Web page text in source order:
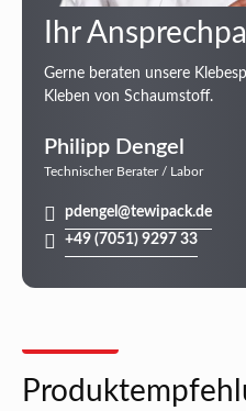
Ihr
Gerne beraten unsere
Kleben von Schaumstoff.
Philipp Dengel
Technischer Berater / Labor
pdengel@tewipack.de
+49 (7051) 9297 33